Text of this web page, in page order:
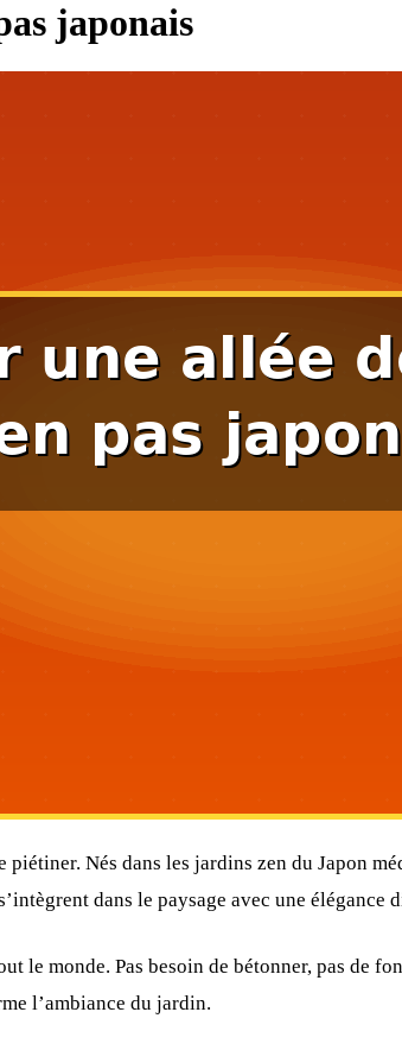
japonais
piétiner. Nés dans les jardins zen du Japon
dans le paysage avec une élégance
le monde. Pas besoin de bétonner, pas de
l’ambiance du jardin.